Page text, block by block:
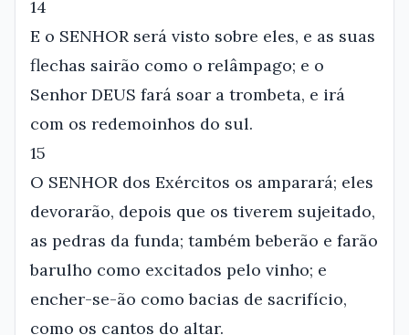
14
E o SENHOR será visto sobre eles, e as suas
flechas sairão como o relâmpago; e o
Senhor DEUS fará soar a trombeta, e irá
com os redemoinhos do sul.
15
O SENHOR dos Exércitos os amparará; eles
devorarão, depois que os tiverem sujeitado,
as pedras da funda; também beberão e farão
barulho como excitados pelo vinho; e
encher-se-ão como bacias de sacrifício,
como os cantos do altar.